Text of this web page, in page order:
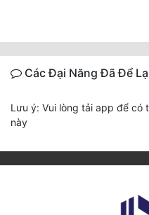
Các Đại Năng Đã Để
Lưu ý: Vui lòng tải app để có
này